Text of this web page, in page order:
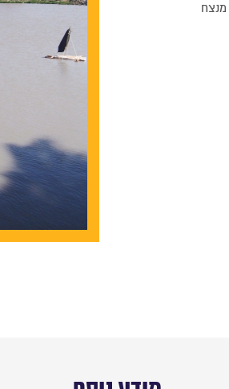
מנצח